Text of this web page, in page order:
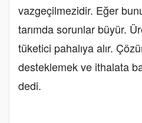
vazgeçilmezidir. Eğer
tarımda sorunlar büyür.
tüketici pahalıya alır.
desteklemek ve ithalata
dedi.